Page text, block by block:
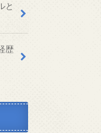
と
歴